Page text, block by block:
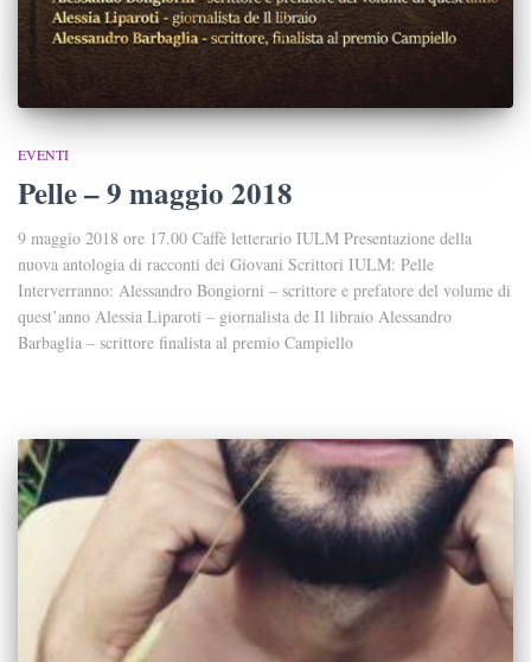
EVENTI
Pelle – 9 maggio 2018
9 maggio 2018 ore 17.00 Caffè letterario IULM Presentazione della
nuova antologia di racconti dei Giovani Scrittori IULM: Pelle
Interverranno: Alessandro Bongiorni – scrittore e prefatore del volume di
quest’anno Alessia Liparoti – giornalista de Il libraio Alessandro
Barbaglia – scrittore finalista al premio Campiello